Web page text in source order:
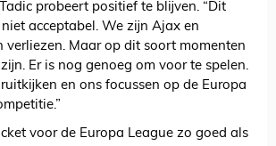
probeert positief te blijven. “Dit
acceptabel. We zijn Ajax en
verliezen. Maar op dit soort momenten
Er is nog genoeg om voor te spelen.
en ons focussen op de Europa
voor de Europa League zo goed als